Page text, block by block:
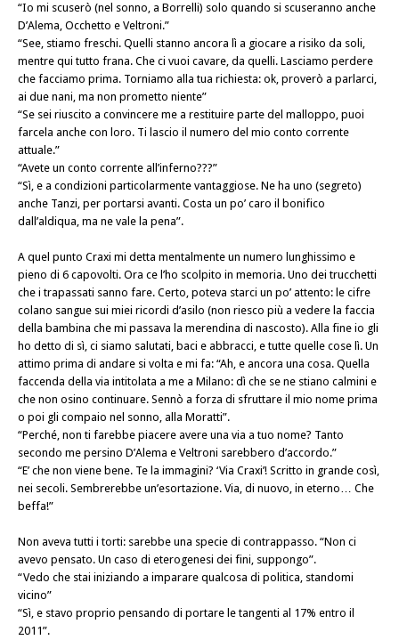
“Io mi scuserò (nel sonno, a Borrelli) solo quando si scuseranno anche
D’Alema, Occhetto e Veltroni.”
“See, stiamo freschi. Quelli stanno ancora lì a giocare a risiko da soli,
mentre qui tutto frana. Che ci vuoi cavare, da quelli. Lasciamo perdere
che facciamo prima. Torniamo alla tua richiesta: ok, proverò a parlarci,
ai due nani, ma non prometto niente”
“Se sei riuscito a convincere me a restituire parte del malloppo, puoi
farcela anche con loro. Ti lascio il numero del mio conto corrente
attuale.”
“Avete un conto corrente all’inferno???”
“Sì, e a condizioni particolarmente vantaggiose. Ne ha uno (segreto)
anche Tanzi, per portarsi avanti. Costa un po’ caro il bonifico
dall’aldiqua, ma ne vale la pena”.
A quel punto Craxi mi detta mentalmente un numero lunghissimo e
pieno di 6 capovolti. Ora ce l’ho scolpito in memoria. Uno dei trucchetti
che i trapassati sanno fare. Certo, poteva starci un po’ attento: le cifre
colano sangue sui miei ricordi d’asilo (non riesco più a vedere la faccia
della bambina che mi passava la merendina di nascosto). Alla fine io gli
ho detto di sì, ci siamo salutati, baci e abbracci, e tutte quelle cose lì. Un
attimo prima di andare si volta e mi fa: “Ah, e ancora una cosa. Quella
faccenda della via intitolata a me a Milano: dì che se ne stiano calmini e
che non osino continuare. Sennò a forza di sfruttare il mio nome prima
o poi gli compaio nel sonno, alla Moratti”.
“Perché, non ti farebbe piacere avere una via a tuo nome? Tanto
secondo me persino D’Alema e Veltroni sarebbero d’accordo.”
“E’ che non viene bene. Te la immagini? ‘Via Craxi’! Scritto in grande così,
nei secoli. Sembrerebbe un’esortazione. Via, di nuovo, in eterno… Che
beffa!”
Non aveva tutti i torti: sarebbe una specie di contrappasso. “Non ci
avevo pensato. Un caso di eterogenesi dei fini, suppongo”.
“Vedo che stai iniziando a imparare qualcosa di politica, standomi
vicino”
“Sì, e stavo proprio pensando di portare le tangenti al 17% entro il
2011”.